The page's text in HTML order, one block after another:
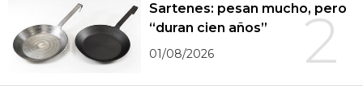
2
Sartenes: pesan mucho, pero
“duran cien años”
01/08/2026